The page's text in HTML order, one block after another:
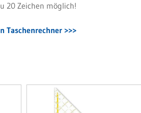
20 Zeichen möglich!
Taschenrechner >>>